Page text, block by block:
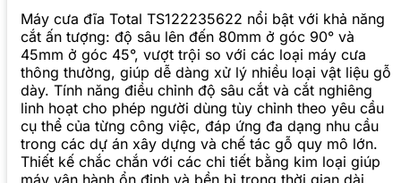
Máy cưa đĩa Total TS122235622 nổi bật với khả năng
cắt ấn tượng: độ sâu lên đến 80mm ở góc 90° và
45mm ở góc 45°, vượt trội so với các loại máy cưa
thông thường, giúp dễ dàng xử lý nhiều loại vật liệu gỗ
dày. Tính năng điều chỉnh độ sâu cắt và cắt nghiêng
linh hoạt cho phép người dùng tùy chỉnh theo yêu cầu
cụ thể của từng công việc, đáp ứng đa dạng nhu cầu
trong các dự án xây dựng và chế tác gỗ quy mô lớn.
Thiết kế chắc chắn với các chi tiết bằng kim loại giúp